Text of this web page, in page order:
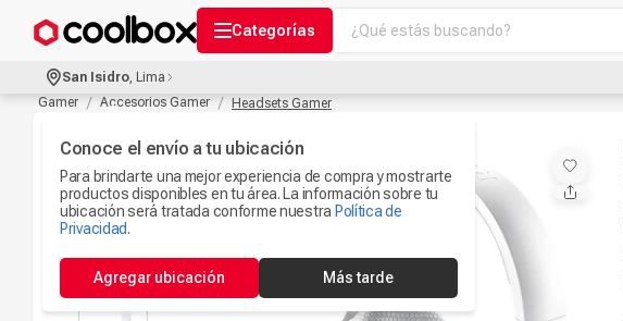
Categorías
¿Qué estás buscando?
3.
Ipad
Microfono
Iphone 17
San Isidro, Lima
Conoce el envío a tu ubicación
Para brindarte una mejor experiencia de compra y mostrarte
productos disponibles en tu área. La información sobre tu
ubicación será tratada conforme nuestra Política de
Privacidad.
Agregar ubicación Más tarde
Gamer
Accesorios Gamer Headsets Gamer